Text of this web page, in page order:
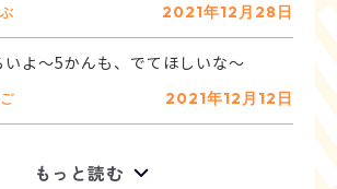
2021年12月28日
2021年12月12日
もっと読む